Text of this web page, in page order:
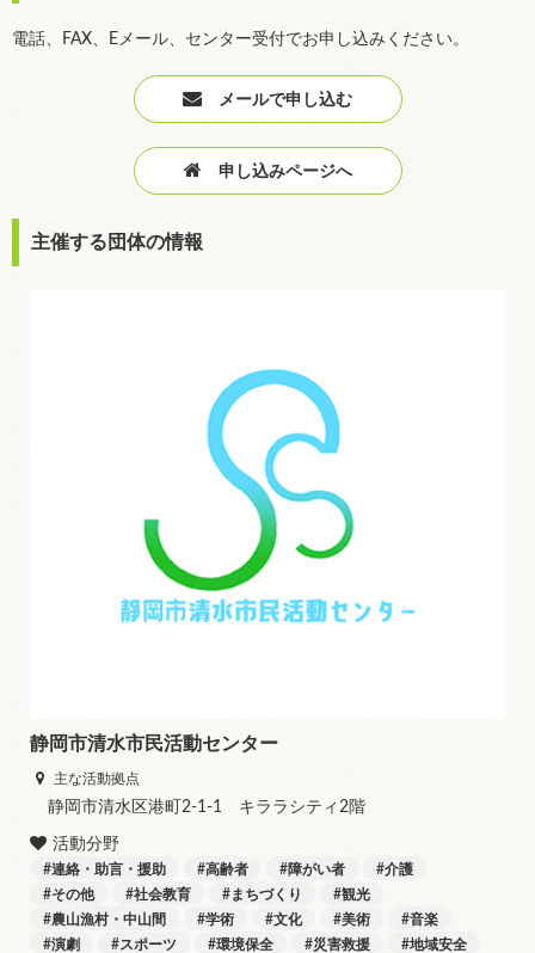
電話、FAX、Eメール、センター受付でお申し込みください。
メールで申し込む
申し込みページへ
主催する団体の情報
静岡市清水市民活動センター
主な活動拠点
静岡市清水区港町2-1-1 キララシティ2階
活動分野
連絡・助言・援助 高齢者 障がい者
介護
その他
社会教育 まちづくり
観光
農山漁村・中山間
学術 文化 美術
音楽
演劇
スポーツ 環境保全 災害救援
地域安全